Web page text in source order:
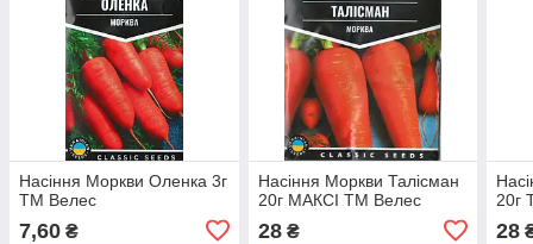
Насіння Моркви Оленка 3г
ТМ Велес
7,60 ₴
Насіння Моркви Талісман
20г МАКСІ ТМ Велес
28₴
20г
28